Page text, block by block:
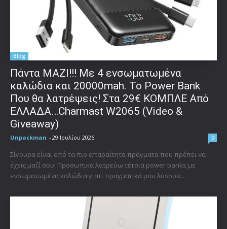
Blog
Πάντα ΜΑΖΙ!!! Με 4 ενσωματωμένα
καλώδια και 20000mah. Το Power Bank
Που θα λατρέψεις! Στα 29€ ΚΟΜΠΛΕ Από
ΕΛΛΑΔΑ…Charmast W2065 (Video &
Giveaway)
Unpackman - 29 Ιουλίου 2026 0
Σίγουρα είναι από τα πιο απαραίτητα πράγματα που πρέπει να
έχεις μαζί σου. Προσωπικά λατρεύω τέτοια power banks με
ενσωματωμένα καλώδια γιατί πραγματικά μου λύνουν...